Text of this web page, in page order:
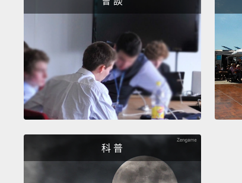
科 普